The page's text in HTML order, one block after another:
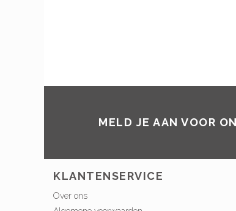
MELD JE AAN VOOR
KLANTENSERVICE
Over ons